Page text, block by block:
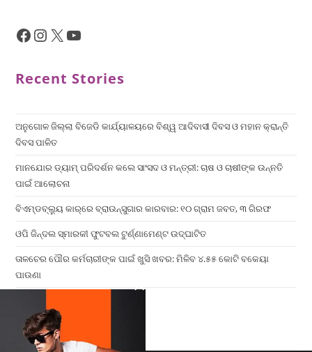
Recent Stories
ଅନୁଗୋଳ ଜିଲ୍ଲା ବିଜେଡି କାର୍ଯ୍ୟାଳୟରେ ବିଶ୍ୱ ଆଦିବାସୀ ଦିବସ ଓ ମହାନ କ୍ରାନ୍ତି
ଦିବସ ପାଳିତ
ମାନଯୋର ଡ୍ୟାମ୍ ପରିଦର୍ଶନ କଲେ ସାଂସଦ ଓ ମନ୍ତ୍ରୀ: ଚାଷ ଓ ଚାଷୀଙ୍କ ଉନ୍ନତି
ପାଇଁ ଆଲୋଚନା
ବିଏମ୍‌ଡବ୍ଲ୍ୟୁ କାର୍‌ରେ ବ୍ରାଉନ୍‌ସୁଗାର କାରବାର: ୧୦ ଗ୍ରାମ ଜବତ, ୩ ଗିରଫ
ଓପି ଜିନ୍ଦଲ ସ୍ମାରକୀ ଫୁଟବଲ ଟୁର୍ଣ୍ଣାମେଣ୍ଟ ଉଦ୍ଘାଟିତ
ତାଳଚେର ପୌର କର୍ମଚାରୀଙ୍କ ପାଇଁ ଖୁସି ଖବର: ମିଳିବ ୪.୫୫ କୋଟି ବକେୟା
ପାଉଣା
×